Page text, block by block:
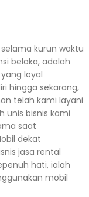
kurun waktu
belaka, adalah
loyal
hingga sekarang,
telah kami layani
unis bisnis kami
saat
dekat
jasa rental
hati, ialah
mobil